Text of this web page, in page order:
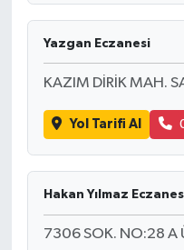
Yazgan Eczanesi
KAZIM DİRİK MAH.
Yol Tarifi Al
Hakan Yılmaz
7306 SOK. NO:28 A